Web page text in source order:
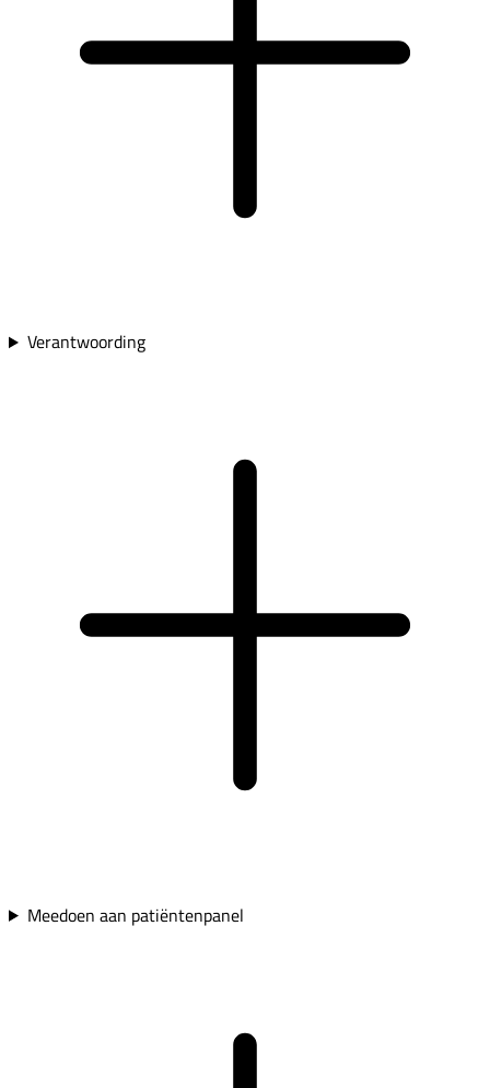
Verantwoording
Meedoen aan patiëntenpanel